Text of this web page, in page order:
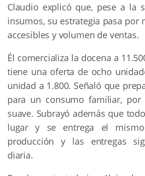
Claudio explicó que, pese a la
insumos, su estrategia pasa por
accesibles y volumen de ventas.
Él comercializa la docena a
tiene una oferta de ocho
unidad a 1.800. Señaló que
para un consumo familiar,
suave. Subrayó además que
lugar y se entrega el
producción y las entregas
diaria.